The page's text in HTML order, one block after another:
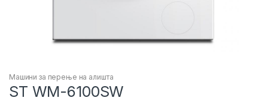
Машини за перење на алишта
ST WM-6100SW